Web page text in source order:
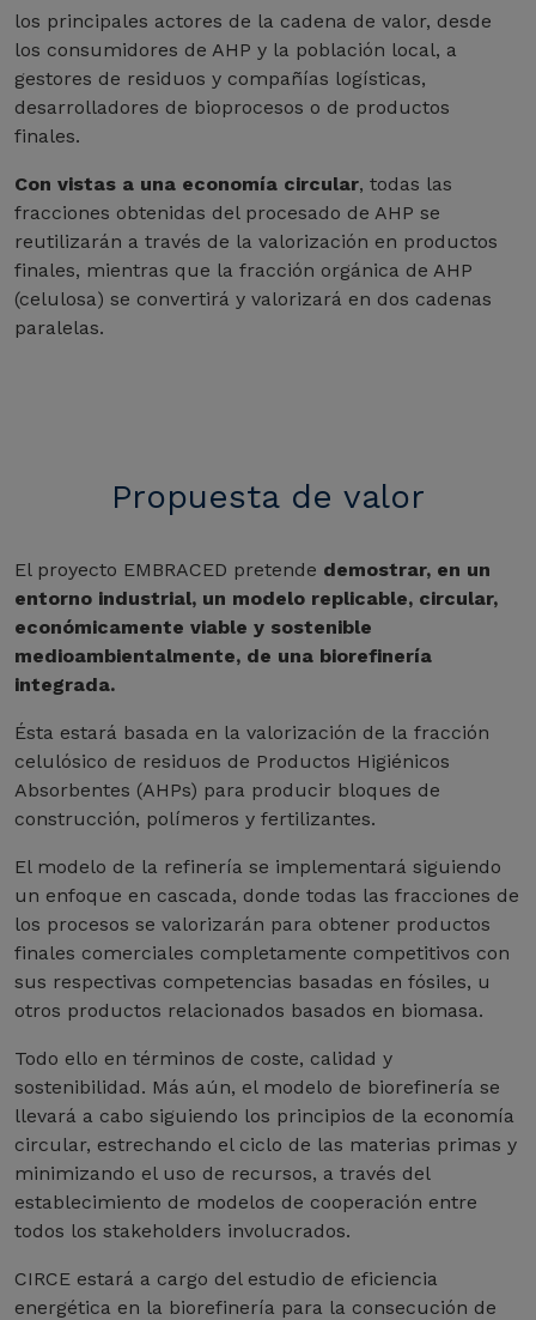
los principales actores de la cadena de valor, desde
los consumidores de AHP y la población local, a
gestores de residuos y compañías logísticas,
desarrolladores de bioprocesos o de productos
finales.
Con vistas a una economía circular, todas las
fracciones obtenidas del procesado de AHP se
reutilizarán a través de la valorización en productos
finales, mientras que la fracción orgánica de AHP
(celulosa) se convertirá y valorizará en dos cadenas
paralelas.
Propuesta de valor
El proyecto EMBRACED pretende demostrar, en un
entorno industrial, un modelo replicable, circular,
económicamente viable y sostenible
medioambientalmente, de una biorefinería
integrada.
Ésta estará basada en la valorización de la fracción
celulósico de residuos de Productos Higiénicos
Absorbentes (AHPs) para producir bloques de
construcción, polímeros y fertilizantes.
El modelo de la refinería se implementará siguiendo
un enfoque en cascada, donde todas las fracciones de
los procesos se valorizarán para obtener productos
finales comerciales completamente competitivos con
sus respectivas competencias basadas en fósiles, u
otros productos relacionados basados en biomasa.
Todo ello en términos de coste, calidad y
sostenibilidad. Más aún, el modelo de biorefinería se
llevará a cabo siguiendo los principios de la economía
circular, estrechando el ciclo de las materias primas y
minimizando el uso de recursos, a través del
establecimiento de modelos de cooperación entre
todos los stakeholders involucrados.
CIRCE estará a cargo del estudio de eficiencia
energética en la biorefinería para la consecución de